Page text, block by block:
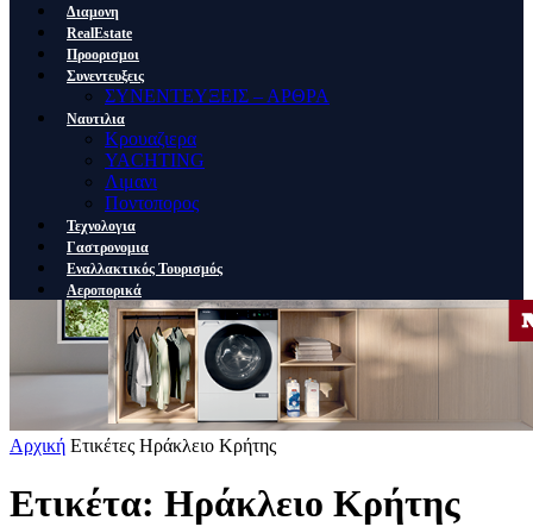
Διαμονη
RealEstate
Προορισμοι
Συνεντευξεις
ΣΥΝΕΝΤΕΥΞΕΙΣ – ΑΡΘΡΑ
Ναυτιλια
Κρουαζιερα
YACHTING
Λιμανι
Ποντοπορος
Τεχνολογια
Γαστρονομια
Εναλλακτικός Τουρισμός
Αεροπορικά
Αρχική Ετικέτες Ηράκλειο Κρήτης
Ετικέτα: Ηράκλειο Κρήτης